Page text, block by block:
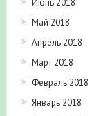
Июнь 2018
Май 2018
Апрель 2018
Март 2018
Февраль 2018
Январь 2018